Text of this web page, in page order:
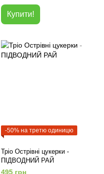
Купити!
-50% на третю одиницю
Тріо Острівні цукерки -
ПІДВОДНИЙ РАЙ
495 грн